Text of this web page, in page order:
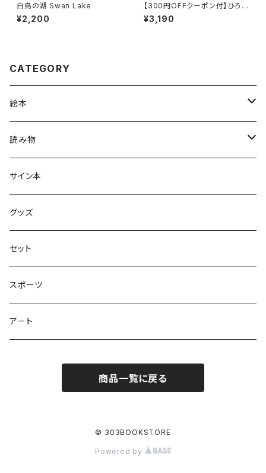
白鳥の湖 Swan Lake
¥2,200
【300円OFFクーポン付】ひろた
あきら『おとしちゃったぞう』『ぷ
り』セット
¥3,190
CATEGORY
絵本
グラニフのえほん
大人の絵本
学びの絵本
読み物
ホントのコイズミさん
昭和偏愛シリーズ
熊川哲也アートノベル
社会について考える
サイン本
グッズ
セット
スポーツ
アート
商品一覧に戻る
© 303BOOKSTORE
Powered by